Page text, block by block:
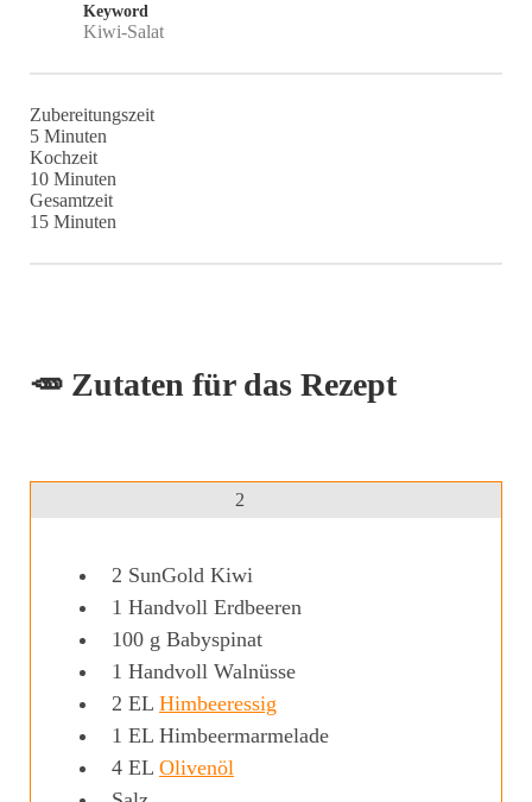
Keyword
Kiwi-Salat
Zubereitungszeit
5Minuten
Minuten
Kochzeit
10Minuten
Minuten
Gesamtzeit
15Minuten
Minuten
🥕 Zutaten für das Rezept
2
2 SunGold Kiwi
1 Handvoll Erdbeeren
100 g Babyspinat
1 Handvoll Walnüsse
2 EL Himbeeressig
1 EL Himbeermarmelade
4 EL Olivenöl